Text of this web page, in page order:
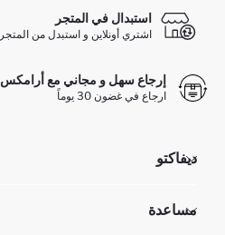
استبدال في المتجر
اشتري أونلاين و استبدل من المتجر
إرجاع سهل و مجاني مع أرامكس
ارجاع في غضون 30 يوماً
ديفاكتو
تعرف علينا
مساعدة